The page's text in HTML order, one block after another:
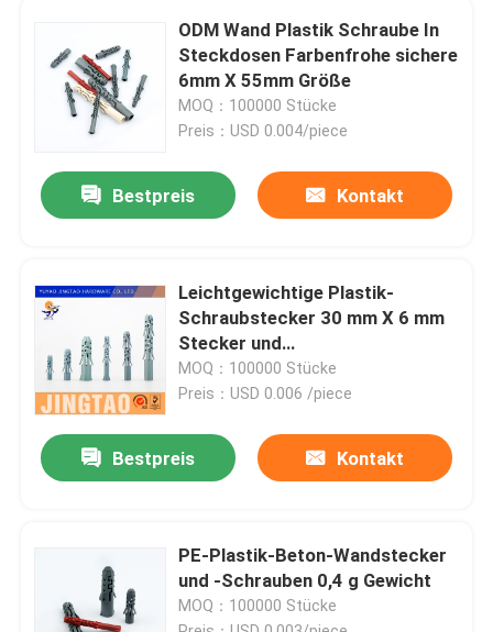
Produkte
Videos
Über uns
Qualitätskontrolle
Kontakt
Referenzen
Naylon-Wandanker
Naylon-Ankerstecker
ODM Wand Plastik Schraube In
Steckdosen Farbenfrohe sichere
6mm X 55mm Größe
MOQ：100000 Stücke
Preis：USD 0.004/piece
Bestpreis Kontakt
Leichtgewichtige Plastik-
Schraubstecker 30 mm X 6 mm
Stecker und
Schraubbefestigung
MOQ：100000 Stücke
Preis：USD 0.006 /piece
Bestpreis Kontakt
PE-Plastik-Beton-Wandstecker
und -Schrauben 0,4 g Gewicht
MOQ：100000 Stücke